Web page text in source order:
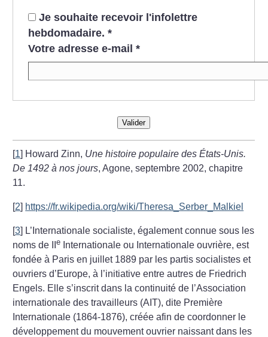
Je souhaite recevoir l'infolettre
hebdomadaire. *
Votre adresse e-mail *
Valider
[1] Howard Zinn, Une histoire populaire des États-Unis.
De 1492 à nos jours, Agone, septembre 2002, chapitre
11.
[2] https://fr.wikipedia.org/wiki/Theresa_Serber_Malkiel
[3] L’Internationale socialiste, également connue sous les
noms de IIe Internationale ou Internationale ouvrière, est
fondée à Paris en juillet 1889 par les partis socialistes et
ouvriers d’Europe, à l’initiative entre autres de Friedrich
Engels. Elle s’inscrit dans la continuité de l’Association
internationale des travailleurs (AIT), dite Première
Internationale (1864-1876), créée afin de coordonner le
développement du mouvement ouvrier naissant dans les